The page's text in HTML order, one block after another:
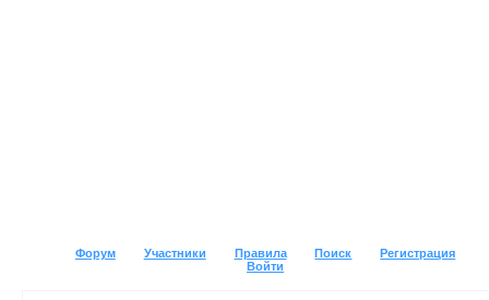
Форум Участники Правила Поиск
Регистрация
Войти